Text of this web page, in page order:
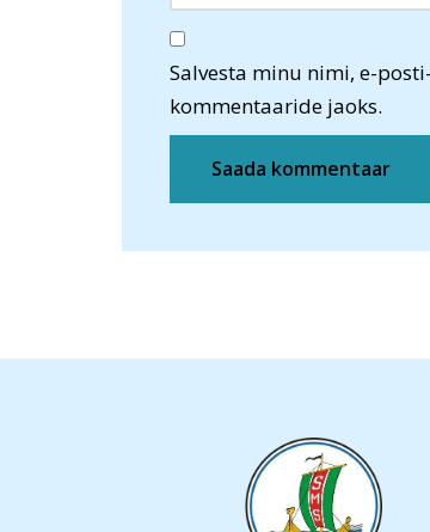
Salvesta minu nimi, e-
kommentaaride jaoks.